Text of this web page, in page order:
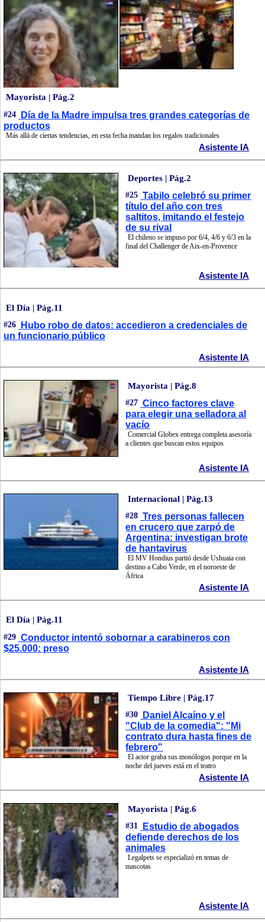
Mayorista | Pág.2
#24
Día de la Madre impulsa tres grandes categorías de
productos
Más allá de ciertas tendencias, en esta fecha mandan los regalos tradicionales
Asistente IA
Deportes | Pág.2
#25 Tabilo celebró su primer
título del año con tres
saltitos, imitando el festejo
de su rival
El chileno se impuso por 6/4, 4/6 y 6/3 en la
final del Challenger de Aix-en-Provence
Asistente IA
El Día | Pág.11
#26
Hubo robo de datos: accedieron a credenciales de
un funcionario público
Asistente IA
Mayorista | Pág.8
#27 Cinco factores clave
para elegir una selladora al
vacío
Comercial Globex entrega completa asesoría
a clientes que buscan estos equipos
Asistente IA
Internacional | Pág.13
#28 Tres personas fallecen
en crucero que zarpó de
Argentina: investigan brote
de hantavirus
El MV Hondius partió desde Ushuaia con
destino a Cabo Verde, en el noroeste de
África
Asistente IA
El Día | Pág.11
#29 Conductor intentó sobornar a carabineros con
$25.000: preso
Asistente IA
Tiempo Libre | Pág.17
#30
Daniel Alcaíno y el
"Club de la comedia": "Mi
contrato dura hasta fines de
febrero"
El actor graba sus monólogos porque en la
noche del jueves está en el teatro
Asistente IA
Mayorista | Pág.6
#31
Estudio de abogados
defiende derechos de los
animales
Legalpets se especializó en temas de
mascotas
Asistente IA